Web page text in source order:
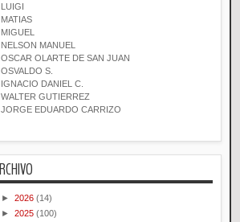
LUIGI
MATIAS
MIGUEL
NELSON MANUEL
OSCAR OLARTE DE SAN JUAN
OSVALDO S.
IGNACIO DANIEL C.
WALTER GUTIERREZ
JORGE EDUARDO CARRIZO
► 2026 (14)
► 2025 (100)